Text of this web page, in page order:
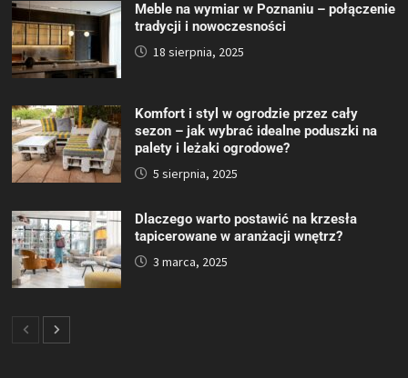
Meble na wymiar w Poznaniu – połączenie
tradycji i nowoczesności
18 sierpnia, 2025
Komfort i styl w ogrodzie przez cały
sezon – jak wybrać idealne poduszki na
palety i leżaki ogrodowe?
5 sierpnia, 2025
Dlaczego warto postawić na krzesła
tapicerowane w aranżacji wnętrz?
3 marca, 2025